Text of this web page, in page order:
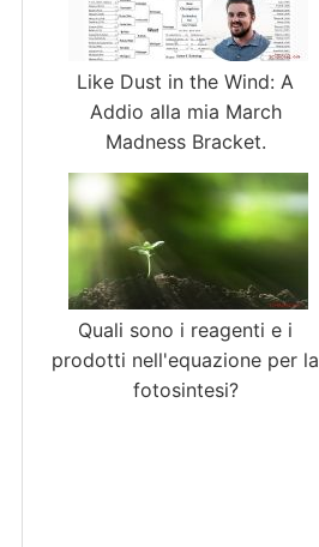
Like Dust in the Wind: A
Addio alla mia March
Madness Bracket.
Quali sono i reagenti e i
prodotti nell'equazione per la
fotosintesi?